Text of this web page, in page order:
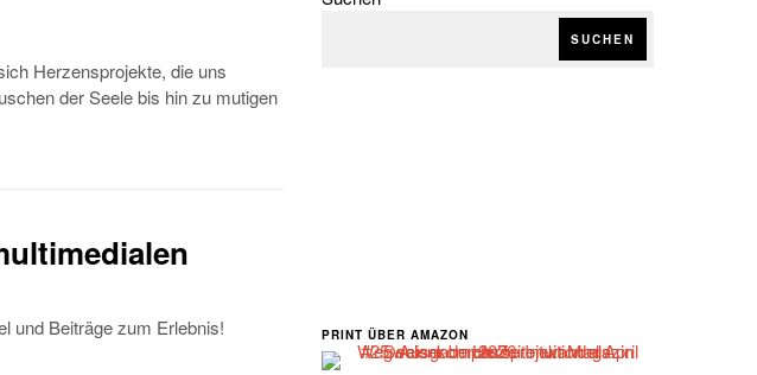
Herzensprojekte, die uns
der Seele bis hin zu mutigen
und Beiträge zum Erlebnis!
SUCHEN
PRINT ÜBER AMAZON